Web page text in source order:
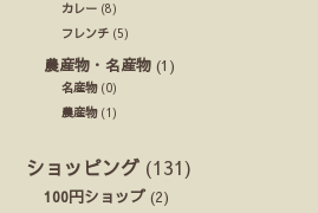
カレー (8)
フレンチ (5)
農産物・名産物 (1)
名産物(0)
農産物(1)
ショッピング (131)
100円ショップ (2)